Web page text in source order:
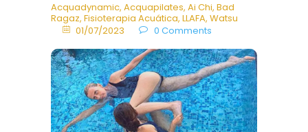
Acquadynamic, Acquapilates, Ai Chi, Bad
Ragaz, Fisioterapia Acuática, LLAFA, Watsu
01/07/2023
0 Comments